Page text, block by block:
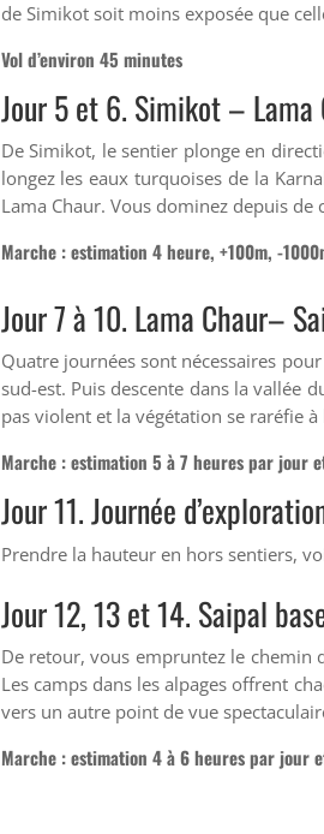
de Simikot soit moins exposée que
Vol d’environ 45 minutes
Jour 5 et 6. Simikot –
De Simikot, le sentier plonge en
longez les eaux turquoises de la
Lama Chaur. Vous dominez depuis de
Marche : estimation 4 heure, +100m, -
Jour 7 à 10. Lama Chaur–
Quatre journées sont nécessaires
sud-est. Puis descente dans la vallée
pas violent et la végétation se raréfie
Marche : estimation 5 à 7 heures par jour
Jour 11. Journée
Prendre la hauteur en hors sentiers,
Jour 12, 13 et 14. Saipal
De retour, vous empruntez le chemin
Les camps dans les alpages offrent
vers un autre point de vue
Marche : estimation 4 à 6 heures par jour